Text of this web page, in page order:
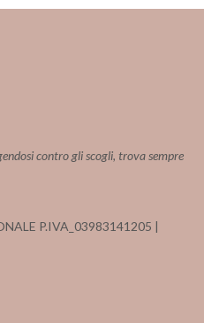
contro gli scogli, trova sempre
P.IVA_03983141205 |